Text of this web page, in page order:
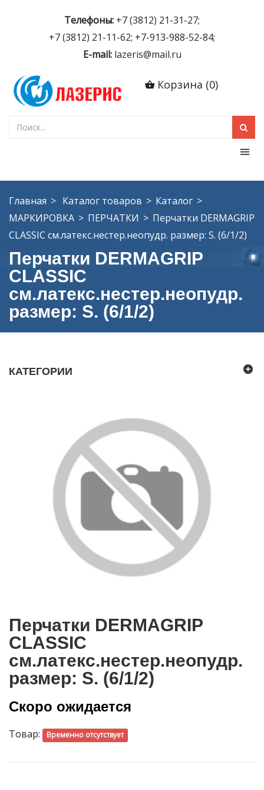
Телефоны: +7 (3812) 21-31-27;
+7 (3812) 21-11-62; +7-913-988-52-84;
E-mail:lazeris@mail.ru
Корзина (0)
Главная Каталог товаров
Каталог
МАРКИРОВКА
ПЕРЧАТКИ
Перчатки DERMAGRIP
CLASSIC см.латекс.нестер.неопудр. размер: S. (6/1/2)
Перчатки DERMAGRIP
CLASSIC
см.латекс.нестер.неопудр.
размер: S. (6/1/2)
КАТЕГОРИИ
Перчатки DERMAGRIP
CLASSIC
см.латекс.нестер.неопудр.
размер: S. (6/1/2)
Скоро ожидается
Товар: Временно отсутствует